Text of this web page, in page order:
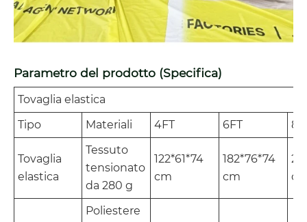
Parametro del prodotto (Specifica)
Tovaglia elastica
Tipo
Materiali 4FT 6FT
Tovaglia
elastica
Tessuto
tensionato
da 280 g
122*61*74
cm
182*76*74
cm
Poliestere